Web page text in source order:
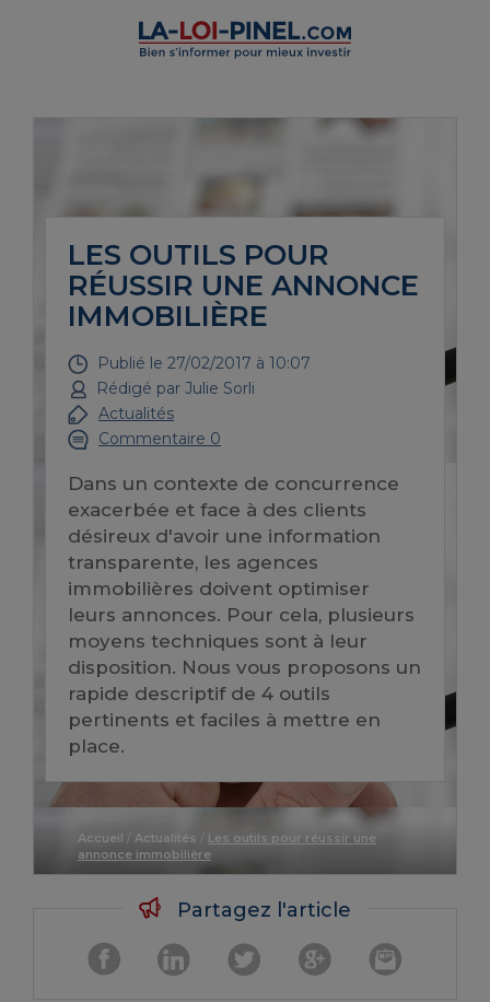
LES OUTILS POUR
RÉUSSIR UNE ANNONCE
IMMOBILIÈRE
Publié le 27/02/2017 à 10:07
Rédigé par Julie Sorli
Actualités
Commentaire 0
Dans un contexte de concurrence
exacerbée et face à des clients
désireux d'avoir une information
transparente, les agences
immobilières doivent optimiser
leurs annonces. Pour cela, plusieurs
moyens techniques sont à leur
disposition. Nous vous proposons un
rapide descriptif de 4 outils
pertinents et faciles à mettre en
place.
Accueil / Actualités
Les outils pour réussir une
annonce immobilière
Partagez l'article